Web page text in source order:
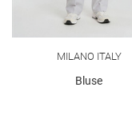
MILANO ITALY
Bluse